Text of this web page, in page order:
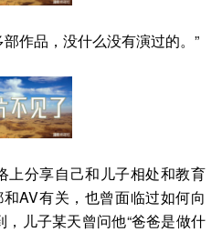
作品，没什么没有演过的。”
上分享自己和儿子相处和教育
AV有关，也曾面临过如何向
儿子某天曾问他“爸爸是做什